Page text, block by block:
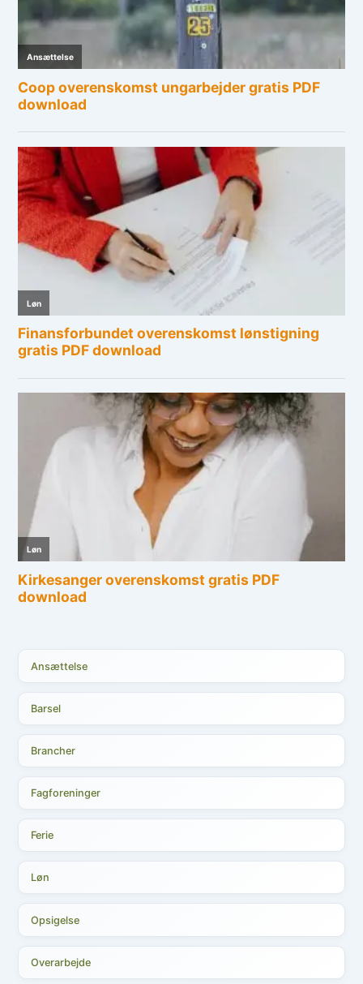
Ansættelse
Barsel
Brancher
Fagforeninger
Ferie
Løn
Opsigelse
Overarbejde